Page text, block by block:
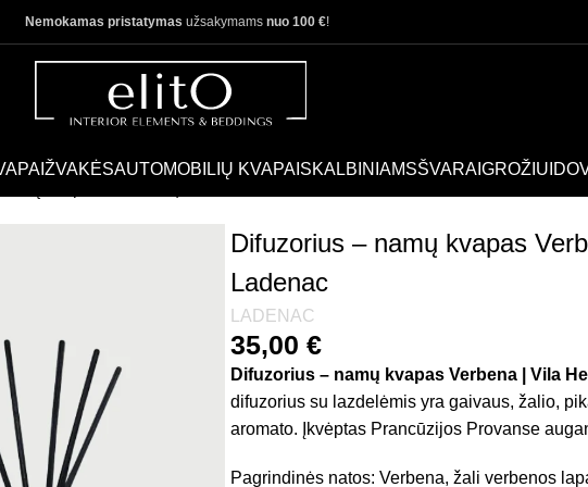
Nemokamas pristatymas užsakymams nuo 100 €!
ŽVAKĖSAUTOMOBILIŲ KVAPAI SKALBINIAMSŠVARAI GROŽIUI
Difuzorius – namų kvapas
Ladenac
LADENAC
35,00 €
Difuzorius – namų kvapas Verbena | Vila
difuzorius su lazdelėmis yra gaivaus, žalio,
aromato. Įkvėptas Prancūzijos Provanse
Pagrindinės natos: Verbena, žali verbenos